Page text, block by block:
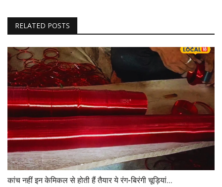
RELATED POSTS
कांच नहीं इन केमिकल से होती हैं तैयार ये रंग-बिरंगी चूड़ियां...